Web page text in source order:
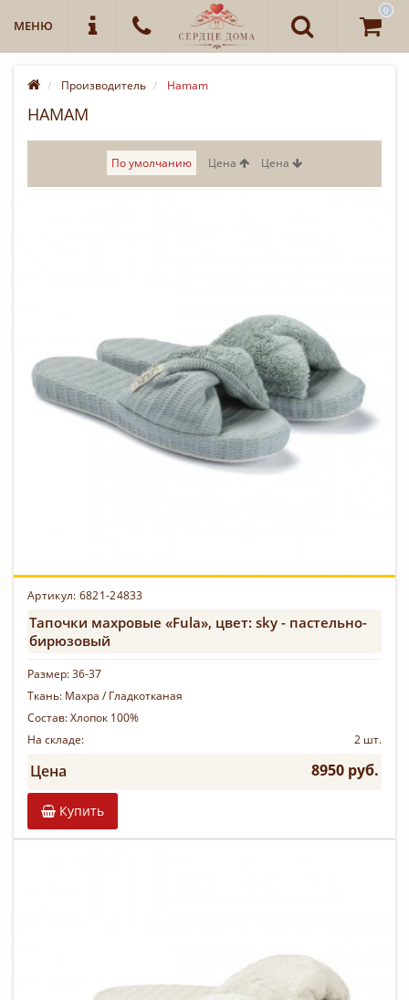
МЕНЮ
0
Производитель Hamam
HAMAM
По умолчанию Цена Цена
Артикул: 6821-24833
Тапочки махровые «Fula», цвет: sky - пастельно-
бирюзовый
Размер:36-37
Ткань: Махра / Гладкотканая
Состав:Хлопок 100%
На складе:
2 шт.
Цена 8950 руб.
Купить